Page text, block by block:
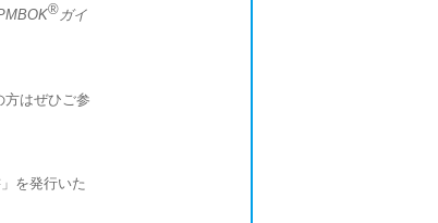
®ガイ
はぜひご参
を発行いた